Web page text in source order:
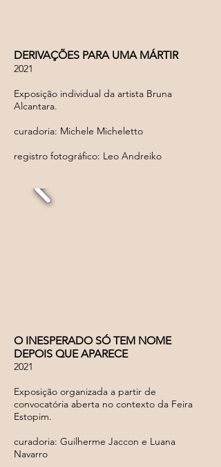
DERIVAÇÕES PARA UMA MÁRTIR
2021
Exposição individual da artista Bruna
Alcantara.
curadoria: Michele Micheletto
registro fotográfico: Leo Andreiko
O INESPERADO SÓ TEM NOME
DEPOIS QUE APARECE
2021
Exposição organizada a partir de
convocatória aberta no contexto da Feira
Estopim.
curadoria: Guilherme Jaccon e Luana
Navarro